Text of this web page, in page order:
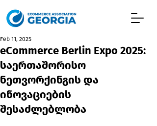
eCommerce Berlin Expo 2025:
საერთაშორისო
ნეთვორქინგის და
ინოვაციების
შესაძლებლობა
Feb 11, 2025